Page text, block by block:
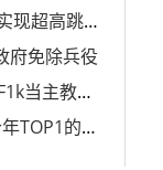
ropz发现CS2加速BUG：利用指令可实现超高跳跃速度
府免除兵役
Mauisnake：Spirit应该重新任用S0tF1k当主教练辅助donk
分析师谈donk：他几乎已经错失本今年TOP1的机会